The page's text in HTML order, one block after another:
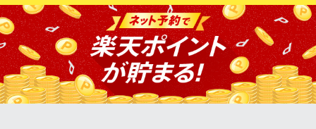
田ごと 光悦舗 京都高島屋店
和食 京料理 日本料理
阪急京都線京都河原町駅 徒歩1分
京都府京都市下京区四条通河原町西入ル真町52 京都高島屋7F ダイニングガーデン京
回廊